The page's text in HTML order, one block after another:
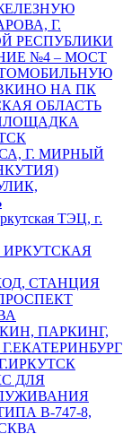
Г.
РЕСПУБЛИКИ
№4 – МОСТ
НА ПК
ОБЛАСТЬ
Г. МИРНЫЙ
ТЭЦ, г.
ИРКУТСКАЯ
СТАНЦИЯ
ПАРКИНГ,
ДЛЯ
В-747-8,